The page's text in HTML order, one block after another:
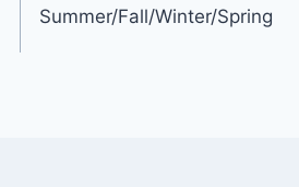
Summer/Fall/Winter/Spring